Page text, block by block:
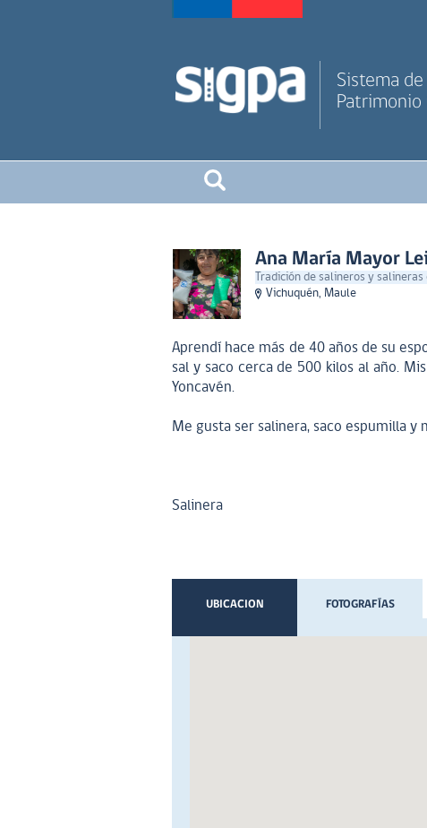
Sistema
Ana María Mayor
Tradición de salineros y
Vichuquén, Maule
Aprendí hace más de 40 años de su
sal y saco cerca de 500 kilos al año.
Yoncavén.
Me gusta ser salinera, saco espumilla y
Salinera
UBICACION FOTOGRAFÍAS